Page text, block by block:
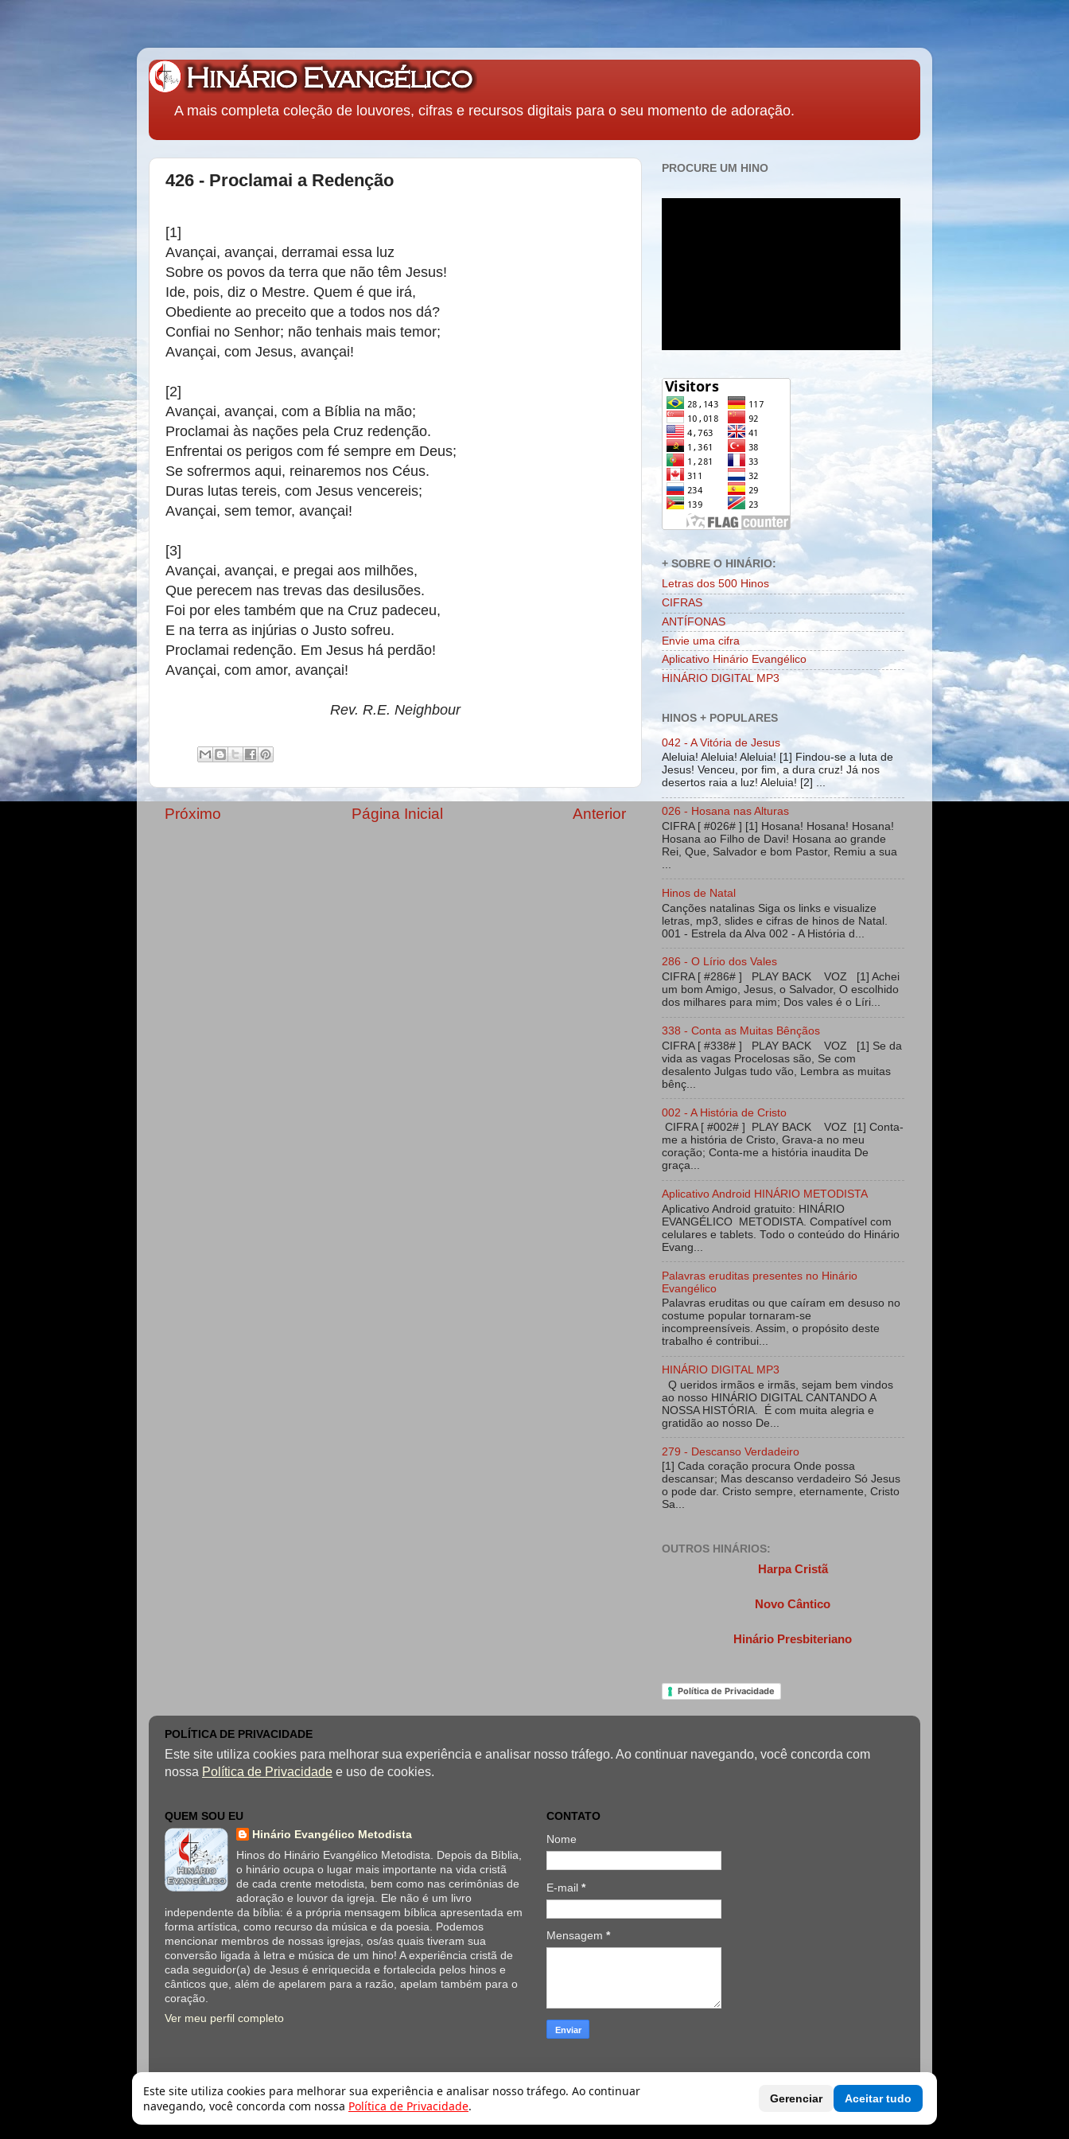
A mais completa coleção de louvores, cifras e recursos digitais para o seu momento de adoração.
426 - Proclamai a Redenção
[1]
Avançai, avançai, derramai essa luz
Sobre os povos da terra que não têm Jesus!
Ide, pois, diz o Mestre. Quem é que irá,
Obediente ao preceito que a todos nos dá?
Confiai no Senhor; não tenhais mais temor;
Avançai, com Jesus, avançai!
[2]
Avançai, avançai, com a Bíblia na mão;
Proclamai às nações pela Cruz redenção.
Enfrentai os perigos com fé sempre em Deus;
Se sofrermos aqui, reinaremos nos Céus.
Duras lutas tereis, com Jesus vencereis;
Avançai, sem temor, avançai!
[3]
Avançai, avançai, e pregai aos milhões,
Que perecem nas trevas das desilusões.
Foi por eles também que na Cruz padeceu,
E na terra as injúrias o Justo sofreu.
Proclamai redenção. Em Jesus há perdão!
Avançai, com amor, avançai!
Rev. R.E. Neighbour
Próximo Anterior
Página Inicial
PROCURE UM HINO
+ SOBRE O HINÁRIO:
Letras dos 500 Hinos
CIFRAS
ANTÍFONAS
Envie uma cifra
Aplicativo Hinário Evangélico
HINÁRIO DIGITAL MP3
HINOS + POPULARES
042 - A Vitória de Jesus
Aleluia! Aleluia! Aleluia! [1] Findou-se a luta de
Jesus! Venceu, por fim, a dura cruz! Já nos
desertos raia a luz! Aleluia! [2] ...
026 - Hosana nas Alturas
CIFRA [ #026# ] [1] Hosana! Hosana! Hosana!
Hosana ao Filho de Davi! Hosana ao grande
Rei, Que, Salvador e bom Pastor, Remiu a sua
Hinos de Natal
Canções natalinas Siga os links e visualize
letras, mp3, slides e cifras de hinos de Natal.
001 - Estrela da Alva 002 - A História d...
286 - O Lírio dos Vales
CIFRA [ #286# ] PLAY BACK VOZ [1] Achei
um bom Amigo, Jesus, o Salvador, O escolhido
dos milhares para mim; Dos vales é o Líri...
338 - Conta as Muitas Bênçãos
CIFRA [ #338# ] PLAY BACK VOZ [1] Se da
vida as vagas Procelosas são, Se com
desalento Julgas tudo vão, Lembra as muitas
bênç...
002 - A História de Cristo
CIFRA [ #002# ] PLAY BACK VOZ [1] Conta-
me a história de Cristo, Grava-a no meu
coração; Conta-me a história inaudita De
graça...
Aplicativo Android HINÁRIO METODISTA
Aplicativo Android gratuito: HINÁRIO
EVANGÉLICO METODISTA. Compatível com
celulares e tablets. Todo o conteúdo do Hinário
Evang...
Palavras eruditas presentes no Hinário
Evangélico
Palavras eruditas ou que caíram em desuso no
costume popular tornaram-se
incompreensíveis. Assim, o propósito deste
trabalho é contribui...
HINÁRIO DIGITAL MP3
Q ueridos irmãos e irmãs, sejam bem vindos
ao nosso HINÁRIO DIGITAL CANTANDO A
NOSSA HISTÓRIA. É com muita alegria e
gratidão ao nosso De...
279 - Descanso Verdadeiro
[1] Cada coração procura Onde possa
descansar; Mas descanso verdadeiro Só Jesus
o pode dar. Cristo sempre, eternamente, Cristo
Sa...
OUTROS HINÁRIOS:
Harpa Cristã
Novo Cântico
Hinário Presbiteriano
Política de Privacidade
POLÍTICA DE PRIVACIDADE
Este site utiliza cookies para melhorar sua experiência e analisar nosso tráfego. Ao continuar navegando, você concorda com
nossa Política de Privacidade e uso de cookies.
Este site utiliza cookies para melhorar sua experiência e analisar nosso tráfego. Ao continuar
navegando, você concorda com nossa Política de Privacidade. Gerenciar Aceitar tudo
QUEM SOU EU
Hinário Evangélico Metodista
Hinos do Hinário Evangélico Metodista. Depois da Bíblia,
o hinário ocupa o lugar mais importante na vida cristã
de cada crente metodista, bem como nas cerimônias de
adoração e louvor da igreja. Ele não é um livro
independente da bíblia: é a própria mensagem bíblica apresentada em
forma artística, como recurso da música e da poesia. Podemos
mencionar membros de nossas igrejas, os/as quais tiveram sua
conversão ligada à letra e música de um hino! A experiência cristã de
cada seguidor(a) de Jesus é enriquecida e fortalecida pelos hinos e
cânticos que, além de apelarem para a razão, apelam também para o
coração.
Ver meu perfil completo
CONTATO
Nome
E-mail *
Mensagem *